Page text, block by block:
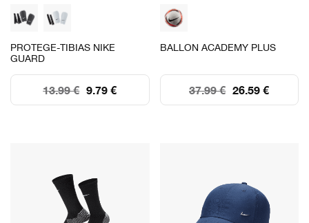
PROTEGE-TIBIAS NIKE
GUARD
9.79 €
13.99 €
BALLON ACADEMY PLUS
26.59 €
37.99 €